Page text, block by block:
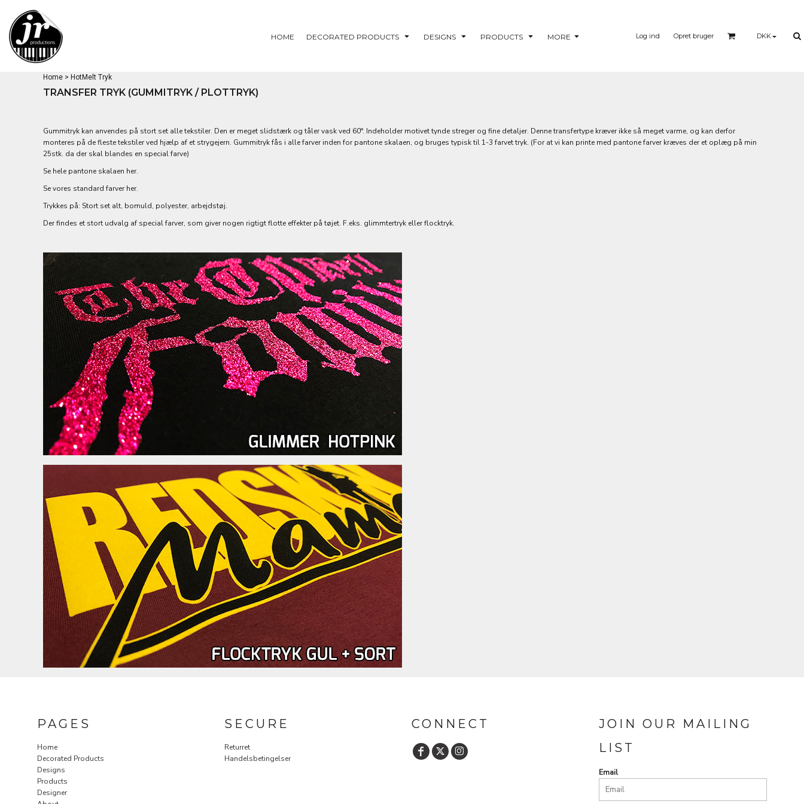
HOME DECORATED PRODUCTS DESIGNS PRODUCTS MORE Log ind Opret bruger DKK
Home > HotMelt Tryk
TRANSFER TRYK (GUMMITRYK / PLOTTRYK)
Gummitryk kan anvendes på stort set alle tekstiler. Den er meget slidstærk og tåler vask ved 60°. Indeholder motivet tynde streger og fine detaljer. Denne transfertype kræver ikke så meget varme, og kan derfor
monteres på de fleste tekstiler ved hjælp af et strygejern. Gummitryk fås i alle farver inden for pantone skalaen, og bruges typisk til 1-3 farvet tryk. (For at vi kan printe med pantone farver kræves der et oplæg på min
25stk. da der skal blandes en special farve)
Se hele pantone skalaen her.
Se vores standard farverher.
Trykkes på: Stort set alt, bomuld, polyester, arbejdstøj.
Der findes et stort udvalg af special farver, som giver nogen rigtigt flotte effekter på tøjet. F.eks. glimmtertryk eller flocktryk.
PAGES
Home
Decorated Products
Designs
Products
Designer
SECURE
Returret
Handelsbetingelser
CONNECT
JOIN OUR MAILING
LIST
Email
DECORATED PRODUCTS
DECORATED PRODUCTS
DESIGNS
ABOUT
ABOUT
CONTACT
LOG IND
HOODIES
T-SHIRTS
CAPS
JACKETS
DJON MERCHANDISE
DJONNER OK MERCHANDISE
DUSTYJONES MERCHANDISE
FRIRUM MERCHANDISE
JR PRODUCTIONS
BUSINESS
CELEBRATIONS
FLAG
FODBOLD NUMRE 20CM
FOOD
HJERTER
SPORTS
PRODUKTER (POD)
T-SHIRTS
LANGÆRMET T-SHIRTS
SWEATS / HOODIES
CAPS / HEADWEAR
FODBOLDTØJ
FORKLÆDER
JAKKER / SOFTSHELL
KRUS
POSER / TASKER
BRANDS
DIVERSE
ØKOLOGISK / ORGANIC
MORE...
HANDELSBETINGELSER
TRYKMETODER DTG / DTF
HOTMELT TRYK
DTF PRINT